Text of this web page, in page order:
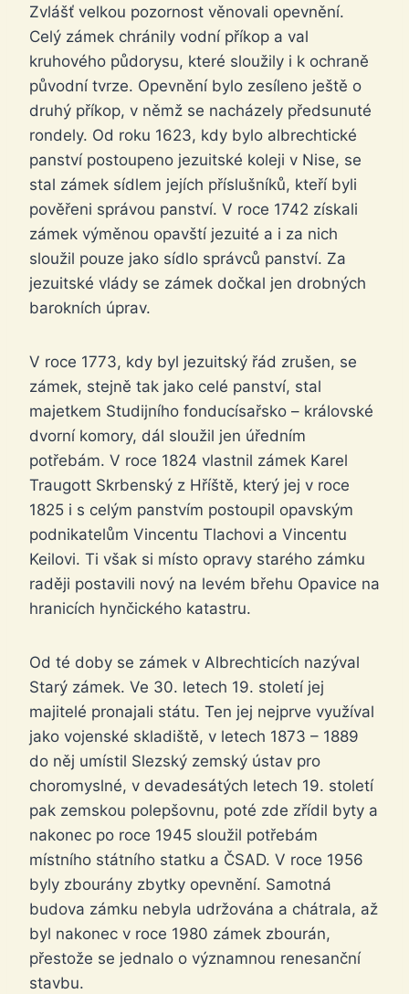
Zvlášť velkou pozornost věnovali opevnění.
Celý zámek chránily vodní příkop a val
kruhového půdorysu, které sloužily i k ochraně
původní tvrze. Opevnění bylo zesíleno ještě o
druhý příkop, v němž se nacházely předsunuté
rondely. Od roku 1623, kdy bylo albrechtické
panství postoupeno jezuitské koleji v Nise, se
stal zámek sídlem jejích příslušníků, kteří byli
pověřeni správou panství. V roce 1742 získali
zámek výměnou opavští jezuité a i za nich
sloužil pouze jako sídlo správců panství. Za
jezuitské vlády se zámek dočkal jen drobných
barokních úprav.
V roce 1773, kdy byl jezuitský řád zrušen, se
zámek, stejně tak jako celé panství, stal
majetkem Studijního fonducísařsko – královské
dvorní komory, dál sloužil jen úředním
potřebám. V roce 1824 vlastnil zámek Karel
Traugott Skrbenský z Hříště, který jej v roce
1825 i s celým panstvím postoupil opavským
podnikatelům Vincentu Tlachovi a Vincentu
Keilovi. Ti však si místo opravy starého zámku
raději postavili nový na levém břehu Opavice na
hranicích hynčického katastru.
Od té doby se zámek v Albrechticích nazýval
Starý zámek. Ve 30. letech 19. století jej
majitelé pronajali státu. Ten jej nejprve využíval
jako vojenské skladiště, v letech 1873 – 1889
do něj umístil Slezský zemský ústav pro
choromyslné, v devadesátých letech 19. století
pak zemskou polepšovnu, poté zde zřídil byty a
nakonec po roce 1945 sloužil potřebám
místního státního statku a ČSAD. V roce 1956
byly zbourány zbytky opevnění. Samotná
budova zámku nebyla udržována a chátrala, až
byl nakonec v roce 1980 zámek zbourán,
přestože se jednalo o významnou renesanční
stavbu.